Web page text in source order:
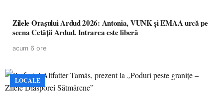
Zilele Orașului Ardud 2026: Antonia, VUNK și EMAA urcă pe
scena Cetății Ardud. Intrarea este liberă
acum 6 ore
LOCALE